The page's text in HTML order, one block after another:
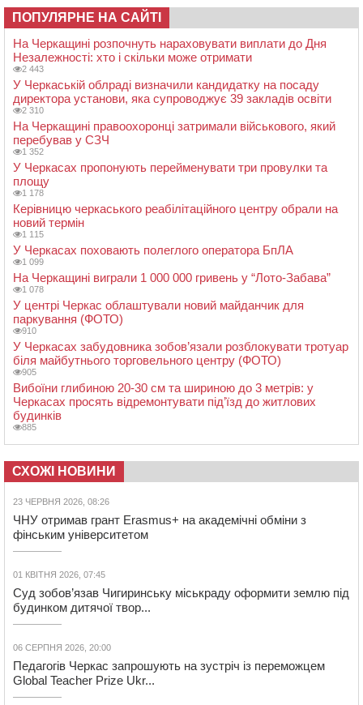
ПОПУЛЯРНЕ НА САЙТІ
На Черкащині розпочнуть нараховувати виплати до Дня
Незалежності: хто і скільки може отримати
2 443
У Черкаській облраді визначили кандидатку на посаду
директора установи, яка супроводжує 39 закладів освіти
2 310
На Черкащині правоохоронці затримали військового, який
перебував у СЗЧ
1 352
У Черкасах пропонують перейменувати три провулки та
площу
1 178
Керівницю черкаського реабілітаційного центру обрали на
новий термін
1 115
У Черкасах поховають полеглого оператора БпЛА
1 099
На Черкащині виграли 1 000 000 гривень у “Лото-Забава”
1 078
У центрі Черкас облаштували новий майданчик для
паркування (ФОТО)
910
У Черкасах забудовника зобов’язали розблокувати тротуар
біля майбутнього торговельного центру (ФОТО)
905
Вибоїни глибиною 20-30 см та шириною до 3 метрів: у
Черкасах просять відремонтувати під’їзд до житлових
будинків
885
СХОЖІ НОВИНИ
23 ЧЕРВНЯ 2026, 08:26
ЧНУ отримав грант Erasmus+ на академічні обміни з
фінським університетом
01 КВІТНЯ 2026, 07:45
Суд зобов’язав Чигиринську міськраду оформити землю під
будинком дитячої твор...
06 СЕРПНЯ 2026, 20:00
Педагогів Черкас запрошують на зустріч із переможцем
Global Teacher Prize Ukr...